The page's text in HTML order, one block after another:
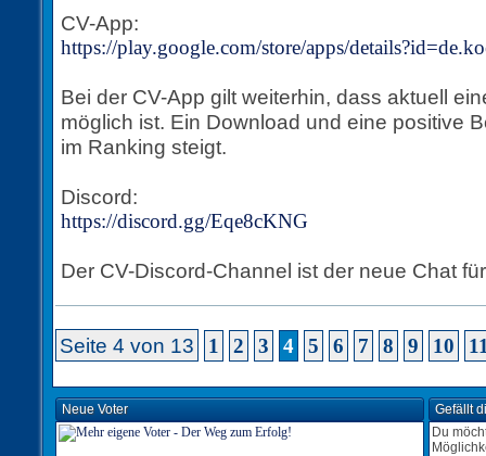
CV-App:
https://play.google.com/store/apps/
Bei der CV-App gilt weiterhin, dass aktuell
möglich ist. Ein Download und eine positive
im Ranking steigt.
Discord:
https://discord.gg/Eqe8cKNG
Der CV-Discord-Channel ist der neue Chat
Seite 4 von 13 1 2 3 4 5 6 7 8 9 10
Neue Voter
Gefällt
Du